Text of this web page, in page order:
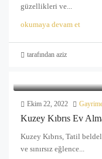
güzellikleri ve...
okumaya devam et
tarafından aziz
Ekim 22, 2022
Kuzey Kıbrıs Ev
Kuzey Kıbrıs, Tatil
ve sınırsız eğlence...